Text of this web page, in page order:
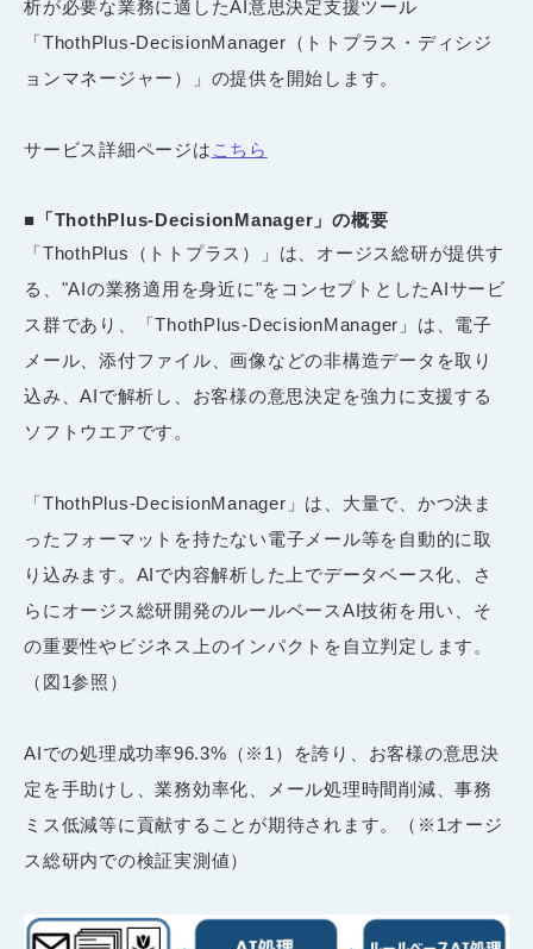
析が必要な業務に適したAI意思決定支援ツール
「ThothPlus-DecisionManager（トトプラス・ディシジ
ョンマネージャー）」の提供を開始します。
サービス詳細ページは こちら
■「ThothPlus-DecisionManager」の概要
「ThothPlus（トトプラス）」は、オージス総研が提供す
る、"AIの業務適用を身近に"をコンセプトとしたAIサービ
ス群であり、「ThothPlus-DecisionManager」は、電子
メール、添付ファイル、画像などの非構造データを取り
込み、AIで解析し、お客様の意思決定を強力に支援する
ソフトウエアです。
「ThothPlus-DecisionManager」は、大量で、かつ決ま
ったフォーマットを持たない電子メール等を自動的に取
り込みます。AIで内容解析した上でデータベース化、さ
らにオージス総研開発のルールベースAI技術を用い、そ
の重要性やビジネス上のインパクトを自立判定します。
（図1参照）
AIでの処理成功率96.3%（※1）を誇り、お客様の意思決
定を手助けし、業務効率化、メール処理時間削減、事務
ミス低減等に貢献することが期待されます。（※1オージ
ス総研内での検証実測値）